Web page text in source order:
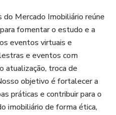
Mercado Imobiliário reúne
fomentar o estudo e a
eventos virtuais e
e eventos com
atualização, troca de
objetivo é fortalecer a
práticas e contribuir para o
imobiliário de forma ética,